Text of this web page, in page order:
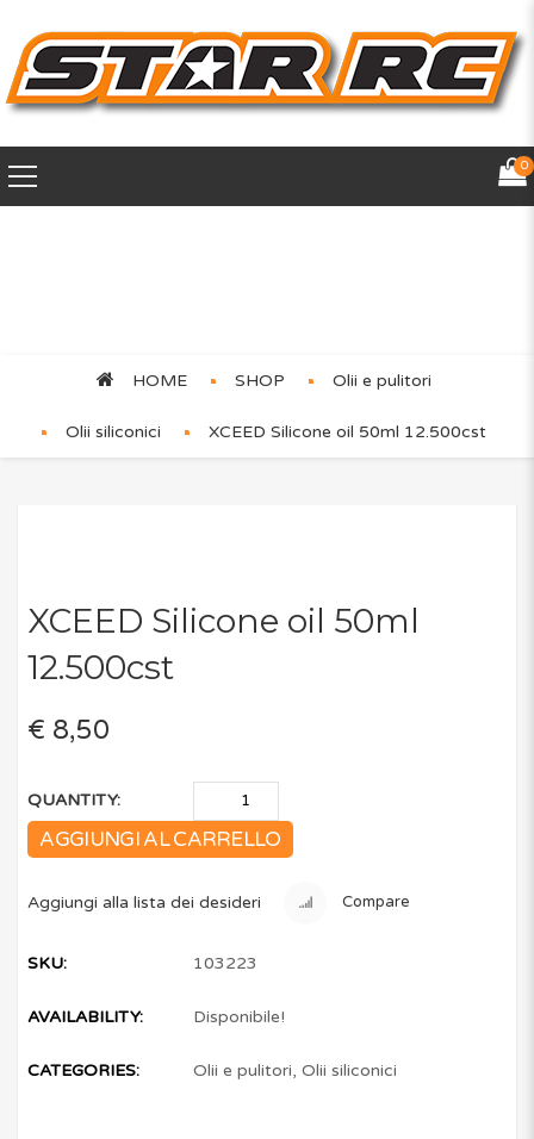
0
HOME SHOP Olii e pulitori
Olii siliconici XCEED Silicone oil 50ml 12.500cst
XCEED Silicone oil 50ml
12.500cst
€ 8,50
QUANTITY:
AGGIUNGI AL CARRELLO
Aggiungi alla lista dei desideri Compare
SKU: 103223
AVAILABILITY: Disponibile!
CATEGORIES: Olii e pulitori,Olii siliconici